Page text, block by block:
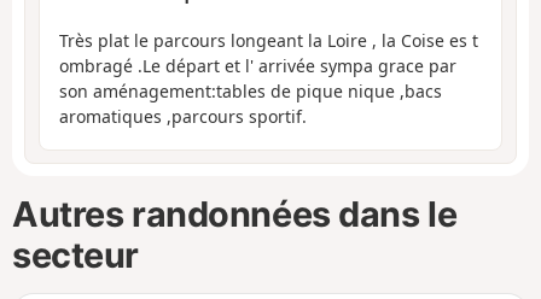
Très plat le parcours longeant la Loire , la Coise es t
ombragé .Le départ et l' arrivée sympa grace par
son aménagement:tables de pique nique ,bacs
aromatiques ,parcours sportif.
Autres randonnées dans le
secteur